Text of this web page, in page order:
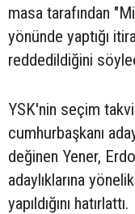
masa tarafından
yönünde yaptığı
reddedildiğini
YSK'nin seçim
cumhurbaşkanı
değinen Yener,
adaylıklarına
yapıldığını hatırlattı.